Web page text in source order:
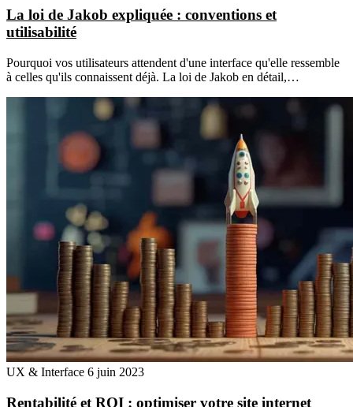
La loi de Jakob expliquée : conventions et
utilisabilité
Pourquoi vos utilisateurs attendent d'une interface qu'elle ressemble
à celles qu'ils connaissent déjà. La loi de Jakob en détail,…
UX & Interface 6 juin 2023
Rentabilité et ROI : optimiser votre site internet